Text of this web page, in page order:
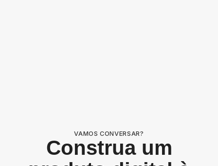
VAMOS CONVERSAR?
Construa um